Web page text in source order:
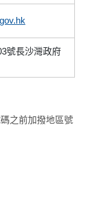
號長沙灣政府
之前加撥地區號